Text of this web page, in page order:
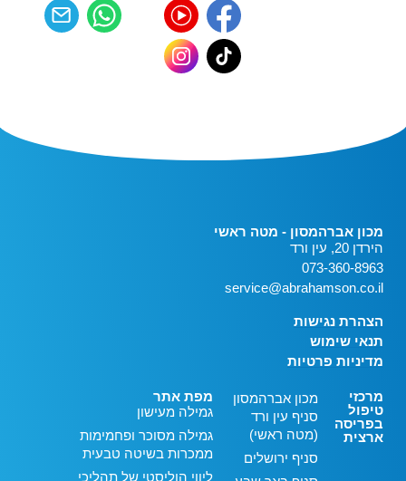
מכון אברהמסון - מטה ראשי
הירדן 20, עין ורד
073-360-8963
service@abrahamson.co.il
הצהרת נגישות
תנאי שימוש
מדיניות פרטיות
מרכזי
טיפול
בפריסה
ארצית
מכון אברהמסון
סניף עין ורד
(מטה ראשי)
סניף ירושלים
מפת אתר
גמילה מעישון
גמילה מסוכר ופחמימות
ממכרות בשיטה טבעית
ליווי הוליסטי של תהליכי